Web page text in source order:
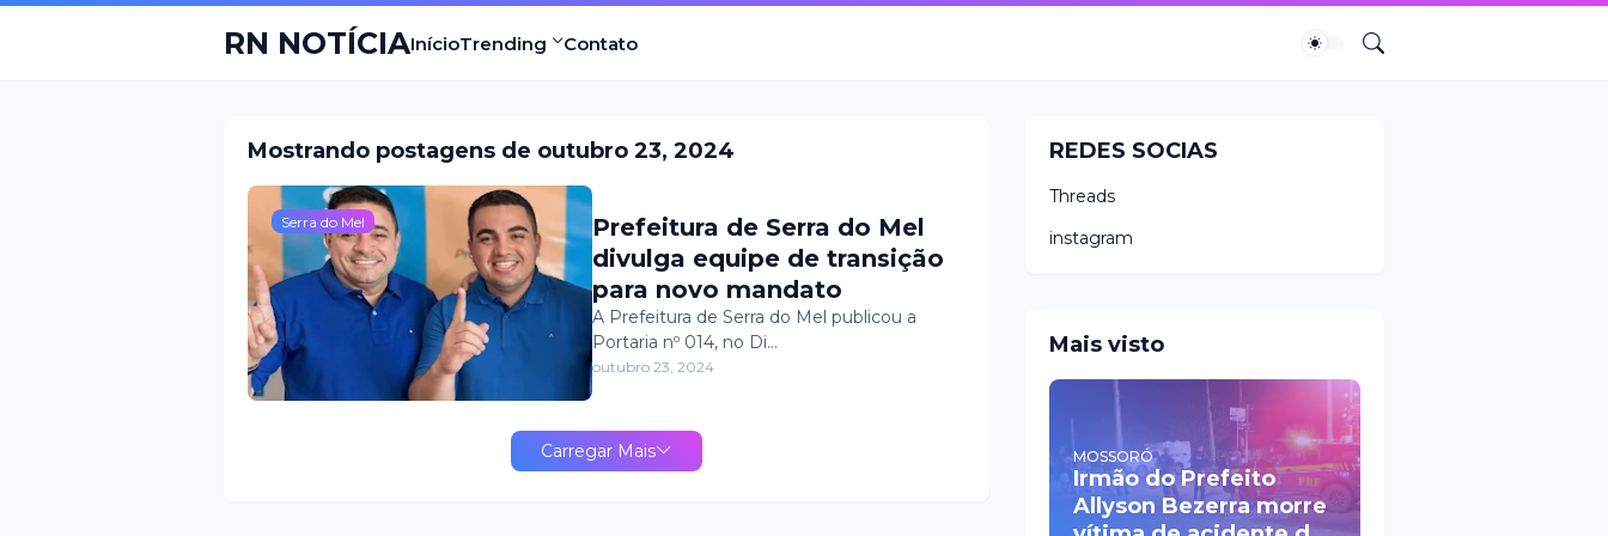
RN NOTÍCIAInícioTrending Contato
Mostrando postagens de outubro 23, 2024
Serra do Mel
Prefeitura de Serra do Mel
divulga equipe de transição
para novo mandato
A Prefeitura de Serra do Mel publicou a
Portaria nº 014, no Di…
outubro 23, 2024
Carregar Mais
REDES SOCIAS
Threads
instagram
Mais visto
MOSSORÓ
Irmão do Prefeito
Allyson Bezerra morre